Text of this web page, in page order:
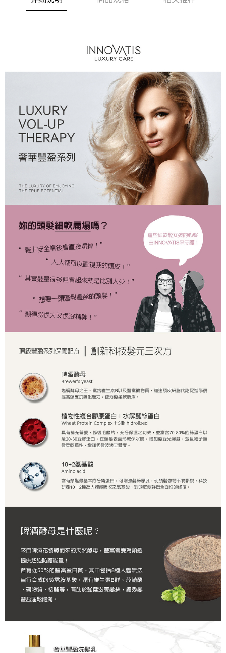
每笔NT$80，满NT$2,000(含以上)免运费
每笔NT$80，满NT$2,000(含以上)免运费
付款後7-11取貨
每笔NT$80，满NT$2,000(含以上)免运费
新竹貨運
每笔NT$80，满NT$2,000(含以上)免运费
每笔NT$120，满NT$2,000(含以上)免运费